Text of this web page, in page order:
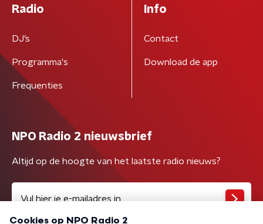
Radio
DJ’s
Programma's
Frequenties
Info
Contact
Download de app
NPO Radio 2 nieuwsbrief
Altijd op de hoogte van het laatste radio nieuws?